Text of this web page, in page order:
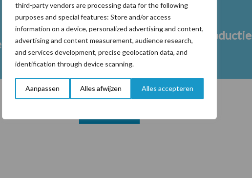
third-party vendors are processing data for the following
purposes and special features: Store and/or access
information on a device, personalized advertising and content,
advertising and content measurement, audience research,
and services development, precise geolocation data, and
identification through device scanning.
Aanpassen Alles afwijzen Alles accepteren
Melkproductie